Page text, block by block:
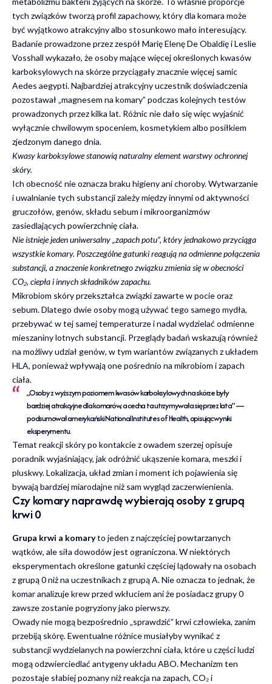
tych związków tworzą profil zapachowy, który dla komara może
być wyjątkowo atrakcyjny albo stosunkowo mało interesujący.
Badanie prowadzone przez zespół Marię Elenę De Obaldię i Leslie
Vosshall wykazało, że osoby mające więcej określonych kwasów
karboksylowych na skórze przyciągały znacznie więcej samic
Aedes aegypti. Najbardziej atrakcyjny uczestnik doświadczenia
pozostawał „magnesem na komary” podczas kolejnych testów
prowadzonych przez kilka lat. Różnic nie dało się więc wyjaśnić
wyłącznie chwilowym spoceniem, kosmetykiem albo posiłkiem
zjedzonym danego dnia.
Kwasy karboksylowe stanowią naturalny element warstwy ochronnej
skóry.
Ich obecność nie oznacza braku higieny ani choroby. Wytwarzanie
i uwalnianie tych substancji zależy między innymi od aktywności
gruczołów, genów, składu sebum i mikroorganizmów
zasiedlających powierzchnię ciała.
Nie istnieje jeden uniwersalny „zapach potu”, który jednakowo przyciąga
wszystkie komary. Poszczególne gatunki reagują na odmienne połączenia
substancji, a znaczenie konkretnego związku zmienia się w obecności
CO₂, ciepła i innych składników zapachu.
Mikrobiom skóry przekształca związki zawarte w pocie oraz
sebum. Dlatego dwie osoby mogą używać tego samego mydła,
przebywać w tej samej temperaturze i nadal wydzielać odmienne
mieszaniny lotnych substancji. Przeglądy badań wskazują również
na możliwy udział genów, w tym wariantów związanych z układem
HLA, ponieważ wpływają one pośrednio na mikrobiom i zapach
ciała.
„Osoby z wyższym poziomem kwasów karboksylowych na skórze były
bardziej atrakcyjne dla komarów, a cecha ta utrzymywała się przez lata” —
podsumował amerykański National Institutes of Health, opisując wyniki
eksperymentu.
Temat reakcji skóry po kontakcie z owadem szerzej opisuje
poradnik wyjaśniający, jak odróżnić ukąszenie komara, meszki i
pluskwy. Lokalizacja, układ zmian i moment ich pojawienia się
bywają bardziej miarodajne niż sam wygląd zaczerwienienia.
Czy komary naprawdę wybierają osoby z grupą
krwi 0
Grupa krwi a komaryto jeden z najczęściej powtarzanych
wątków, ale siła dowodów jest ograniczona. W niektórych
eksperymentach określone gatunki częściej lądowały na osobach
z grupą 0 niż na uczestnikach z grupą A. Nie oznacza to jednak, że
komar analizuje krew przed wkłuciem ani że posiadacz grupy 0
zawsze zostanie pogryziony jako pierwszy.
Owady nie mogą bezpośrednio „sprawdzić” krwi człowieka, zanim
przebiją skórę. Ewentualne różnice musiałyby wynikać z
substancji wydzielanych na powierzchni ciała, które u części ludzi
mogą odzwierciedlać antygeny układu ABO. Mechanizm ten
pozostaje słabiej poznany niż reakcja na zapach, CO₂ i